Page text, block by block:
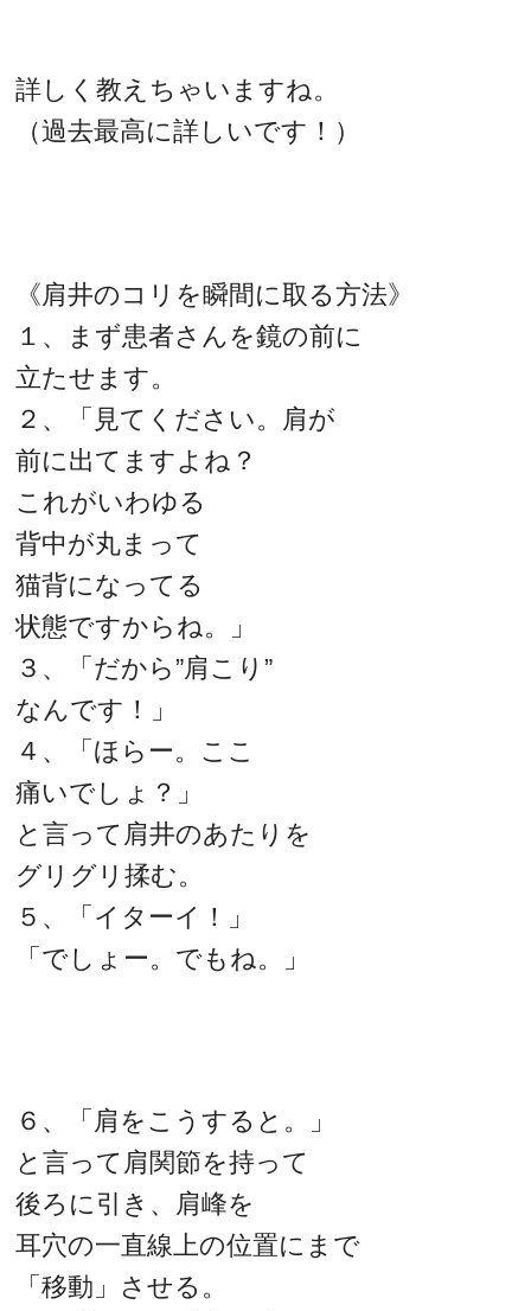
詳しく教えちゃいますね。
（過去最高に詳しいです！）
《肩井のコリを瞬間に取る方法》
１、まず患者さんを鏡の前に
立たせます。
２、「見てください。肩が
前に出てますよね？
これがいわゆる
背中が丸まって
猫背になってる
状態ですからね。」
３、「だから”肩こり”
なんです！」
４、「ほらー。ここ
痛いでしょ？」
と言って肩井のあたりを
グリグリ揉む。
５、「イターイ！」
「でしょー。でもね。」
６、「肩をこうすると。」
と言って肩関節を持って
後ろに引き、肩峰を
耳穴の一直線上の位置にまで
「移動」させる。